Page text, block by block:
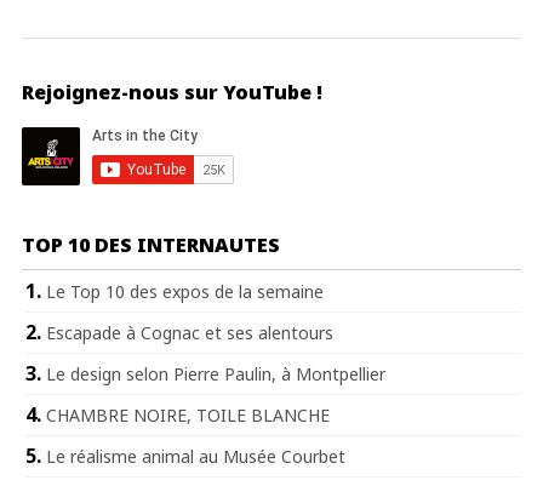
Rejoignez-nous sur YouTube !
TOP 10 DES INTERNAUTES
Le Top 10 des expos de la semaine
Escapade à Cognac et ses alentours
Le design selon Pierre Paulin, à Montpellier
CHAMBRE NOIRE, TOILE BLANCHE
Le réalisme animal au Musée Courbet